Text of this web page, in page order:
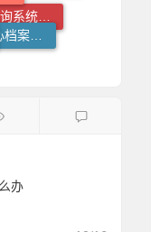
人才中心档案接收流程
办